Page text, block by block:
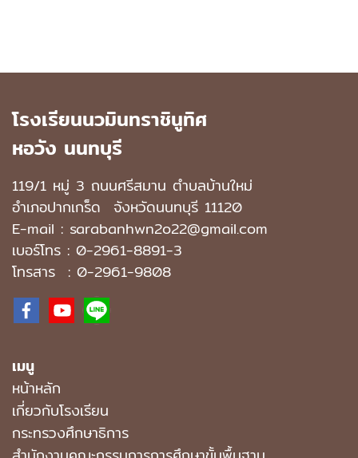
โรงเรียนนวมินทราชินูทิศ
หอวัง นนทบุรี
119/1 หมู่ 3 ถนนศรีสมาน ตำบลบ้านใหม่
อำเภอปากเกร็ด จังหวัดนนทบุรี 11120
E-mail : sarabanhwn2o22@gmail.com
เบอร์โทร : 0-2961-8891-3
โทรสาร : 0-2961-9808
เมนู
หน้าหลัก
เกี่ยวกับโรงเรียน
กระทรวงศึกษาธิการ